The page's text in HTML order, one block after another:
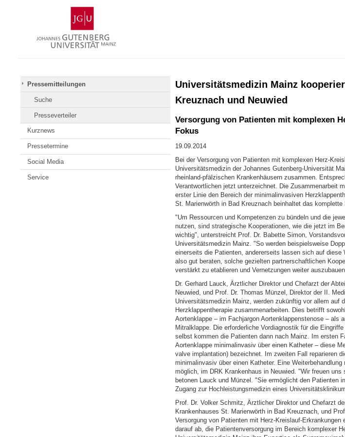
Gutenberg-
Universität
Mainz
Pressemitteilungen
Suche
Presseverteiler
Kurznews
Pressetermine
Social Media
Service
Universitätsmedizin Mainz
Kreuznach und Neuwied
Versorgung von Patienten mit komplexen
Fokus
19.09.2014
Bei der Versorgung von Patienten mit komplexen Herz-
Universitätsmedizin der Johannes Gutenberg-Universität
rheinland-pfälzischen Krankenhäusern zusammen.
Verantwortlichen jetzt unterzeichnet. Die Zusammenarbeit
erster Linie den Bereich der minimalinvasiven
St. Marienwörth in Bad Kreuznach beinhaltet das
"Um Ressourcen und Kompetenzen zu bündeln und die
nutzen, sind strategische Kooperationen, wie die jetzt im
wichtig", unterstreicht Prof. Dr. Babette Simon,
Universitätsmedizin Mainz. "So werden beispielsweise
einerseits die Patienten, andererseits lassen sich auf
also gut beraten, solche gezielten partnerschaftlichen
verstärkt zu etablieren und Vernetzungen weiter
Dr. Gerhard Lauck, Ärztlicher Direktor und Chefarzt der
Neuwied, und Prof. Dr. Thomas Münzel, Direktor der II.
Universitätsmedizin Mainz, werden zukünftig vor allem auf
Herzklappentherapie zusammenarbeiten. Dies betrifft
Aortenklappe – im Fachjargon Aortenklappenstenose – als
Mitralklappe. Die erforderliche Vordiagnostik für die
selbst kommen die Patienten dann nach Mainz. Im ersten
Aortenklappe minimalinvasiv über einen Katheter – diese
valve implantation) bezeichnet. Im zweiten Fall reparieren
minimalinvasiv über einen Katheter. Eine
möglich, im DRK Krankenhaus in Neuwied. "Wir freuen uns
betonen Lauck und Münzel. "Sie ermöglicht den Patienten
Zugang zur Hochleistungsmedizin eines
Prof. Dr. Volker Schmitz, Ärztlicher Direktor und Chefarzt
Krankenhauses St. Marienwörth in Bad Kreuznach, und
Versorgung von Patienten mit Herz-Kreislauf-
darauf ab, die Patientenversorgung im Bereich komplexer